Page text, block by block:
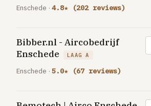
23 klussen · publieke ranking
GRATIS TOOLS
Eerlijke-prijs-checker
Subsidie-checker
Enschede · 4.8★ (202 reviews)
Bibber.nl - Aircobedrijf
Enschede
LAAG A
Enschede · 5.0★ (67 reviews)